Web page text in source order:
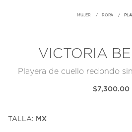
MUJER ROPA
VICTORIA
Playera de cuello redondo
$7,300.00
TALLA: MX